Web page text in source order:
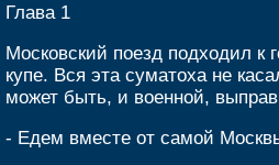
Глава 1
Московский поезд подходил к
купе. Вся эта суматоха не
может быть, и военной,
- Едем вместе от самой